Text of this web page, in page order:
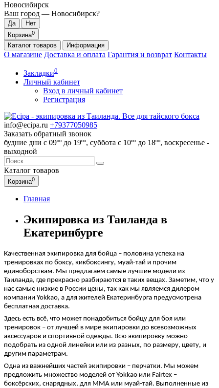
Новосибирск
Ваш город — Новосибирск?
Корзина0
Каталог товаров Информация
О магазине Доставка и оплата Гарантия и возврат Контакты
Закладки0
Личный кабинет
Вход в личный кабинет
Регистрация
info@ecipa.ru +79377050985
Заказать обратный звонок
будние дни с 09ºº до 19ºº, суббота с 10ºº до 18ºº, воскресенье -
выходной
Каталог товаров
Корзина0
Главная
Экипировка из Таиланда в
Екатеринбурге
Качественная экипировка для бойца – половина успеха на
тренировках по боксу, кикбоксингу, муай-тай и прочим
единоборствам. Мы предлагаем самые лучшие модели из
Таиланда, где прекрасно разбираются в таких вещах. Заметим, что у
нас самые низкие в России цены, так как мы являемся дилером
компании Yokkao, а для жителей Екатеринбурга предусмотрена
бесплатная доставка.
Здесь есть всё, что может понадобиться бойцу для боя или
тренировок – от лучшей в мире экипировки до всевозможных
аксессуаров и спортивной одежды. Всю экипировку можно
подобрать из одной линейки или из разных, по размеру, цвету, и
другим параметрам.
Одна из важнейших частей экипировки – перчатки. Мы можем
предложить множество моделей от Yokkao или Fairtex –
боксёрских, снарядных, для MMA или муай-тай. Выполненные из